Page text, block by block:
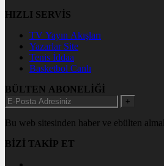
HIZLI SERVİS
TV Yayın Akışları
Yazarlar Site
Tenis İddaa
Basketbol Canlı
BÜLTEN ABONELİĞİ
+
Bu web sitesinden haber ve ebülten
BİZİ TAKİP ET